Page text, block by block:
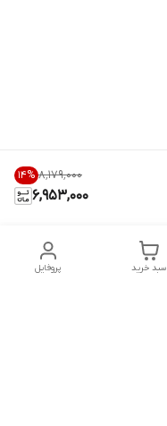
۸٬۱۷۹٬۰۰۰ 14%
6,953,000
پروفایل سبد خرید